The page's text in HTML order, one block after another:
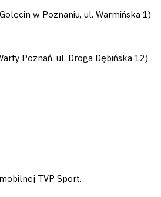
w Poznaniu, ul. Warmińska 1)
Poznań, ul. Droga Dębińska 12)
TVP Sport.